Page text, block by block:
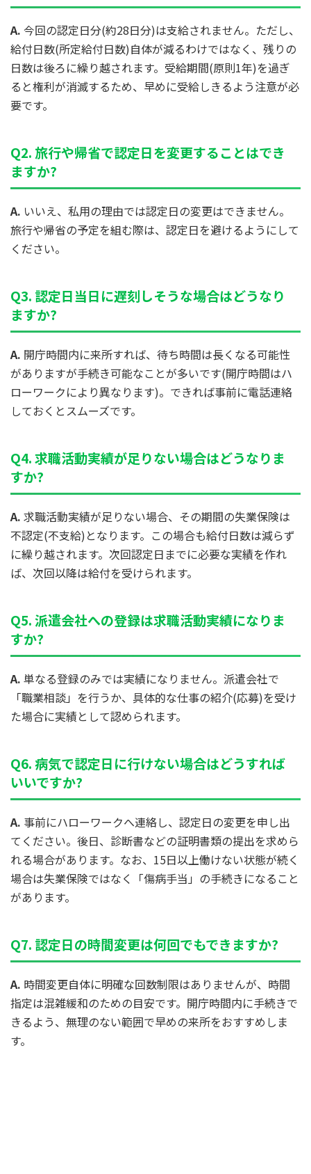
A. 今回の認定日分(約28日分)は支給されません。ただし、
給付日数(所定給付日数)自体が減るわけではなく、残りの
日数は後ろに繰り越されます。受給期間(原則1年)を過ぎ
ると権利が消滅するため、早めに受給しきるよう注意が必
要です。
Q2. 旅行や帰省で認定日を変更することはでき
ますか?
A. いいえ、私用の理由では認定日の変更はできません。
旅行や帰省の予定を組む際は、認定日を避けるようにして
ください。
Q3. 認定日当日に遅刻しそうな場合はどうなり
ますか?
A. 開庁時間内に来所すれば、待ち時間は長くなる可能性
がありますが手続き可能なことが多いです(開庁時間はハ
ローワークにより異なります)。できれば事前に電話連絡
しておくとスムーズです。
Q4. 求職活動実績が足りない場合はどうなりま
すか?
A. 求職活動実績が足りない場合、その期間の失業保険は
不認定(不支給)となります。この場合も給付日数は減らず
に繰り越されます。次回認定日までに必要な実績を作れ
ば、次回以降は給付を受けられます。
Q5. 派遣会社への登録は求職活動実績になりま
すか?
A. 単なる登録のみでは実績になりません。派遣会社で
「職業相談」を行うか、具体的な仕事の紹介(応募)を受け
た場合に実績として認められます。
Q6. 病気で認定日に行けない場合はどうすれば
いいですか?
A. 事前にハローワークへ連絡し、認定日の変更を申し出
てください。後日、診断書などの証明書類の提出を求めら
れる場合があります。なお、15日以上働けない状態が続く
場合は失業保険ではなく「傷病手当」の手続きになること
があります。
Q7. 認定日の時間変更は何回でもできますか?
A. 時間変更自体に明確な回数制限はありませんが、時間
指定は混雑緩和のための目安です。開庁時間内に手続きで
きるよう、無理のない範囲で早めの来所をおすすめしま
す。